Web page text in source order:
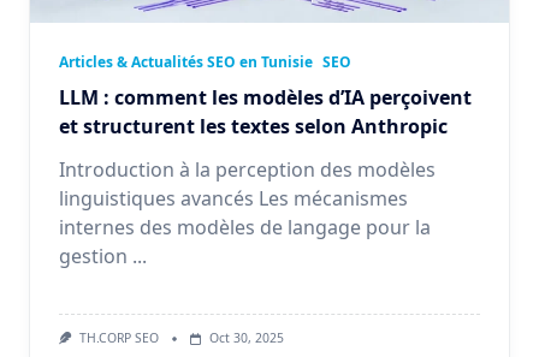
Articles & Actualités SEO en Tunisie SEO
LLM : comment les modèles d’IA perçoivent
et structurent les textes selon Anthropic
Introduction à la perception des modèles
linguistiques avancés Les mécanismes
internes des modèles de langage pour la
gestion ...
TH.CORP SEO Oct 30, 2025